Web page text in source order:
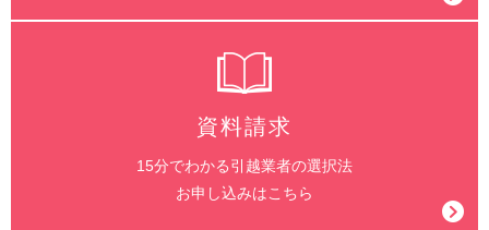
資料請求
15分でわかる引越業者の選択法
お申し込みはこちら